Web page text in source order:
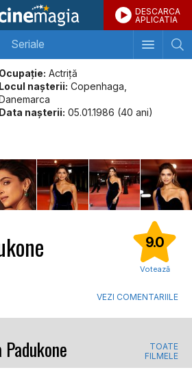
DESCARCA
APLICATIA
Seriale
Ocupație: Actriță
Locul naşterii: Copenhaga,
Data naşterii: 05.01.1986 (40 ani)
9.0
Votează
VEZI COMENTARIILE
TOATE
FILMELE